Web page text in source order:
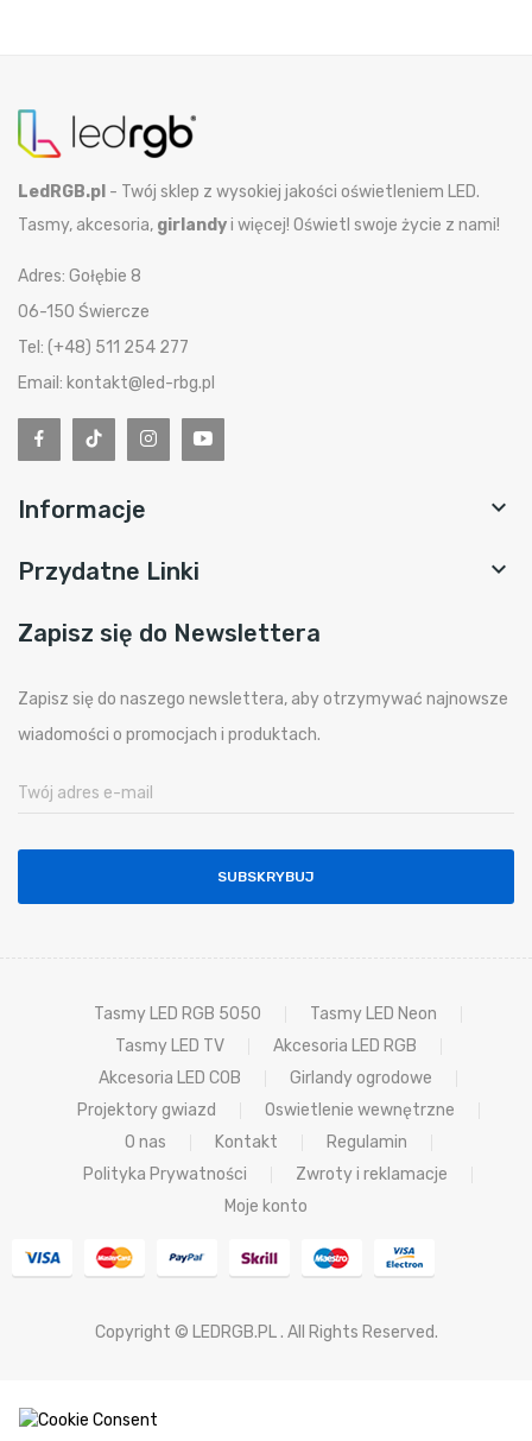
LedRGB.pl - Twój sklep z wysokiej jakości oświetleniem LED.
Tasmy, akcesoria, girlandyi więcej! Oświetl swoje życie z nami!
Adres: Gołębie 8
06-150 Świercze
Tel: (+48) 511 254 277
Email: kontakt@led-rbg.pl
Informacje 
Przydatne Linki 
Zapisz się do Newslettera
Zapisz się do naszego newslettera, aby otrzymywać najnowsze
wiadomości o promocjach i produktach.
SUBSKRYBUJ
Tasmy LED RGB 5050
Tasmy LED Neon
Tasmy LED TV
Akcesoria LED RGB
Akcesoria LED COB
Girlandy ogrodowe
Projektory gwiazd
Oswietlenie wewnętrzne
O nas
Kontakt
Regulamin
Polityka Prywatności
Zwroty i reklamacje
Moje konto
Copyright © LEDRGB.PL . All Rights Reserved.